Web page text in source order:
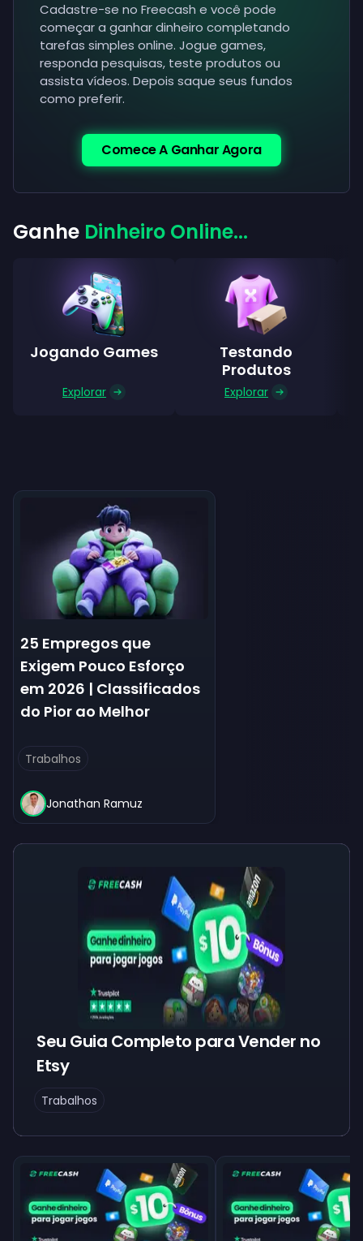
Cadastre-se no Freecash e você pode
começar a ganhar dinheiro completando
tarefas simples online. Jogue games,
responda pesquisas, teste produtos ou
assista vídeos. Depois saque seus fundos
como preferir.
Comece A Ganhar Agora
Ganhe Dinheiro Online...
Jogando Games
Explorar
Testando
Produtos
Explorar
25 Empregos que
Exigem Pouco Esforço
em 2026 | Classificados
do Pior ao Melhor
Trabalhos
Jonathan Ramuz
Seu Guia Completo para Vender no
Etsy
Trabalhos